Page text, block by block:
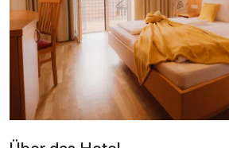
Juniorsuite/n
2 Erwachsene und 1 Kind